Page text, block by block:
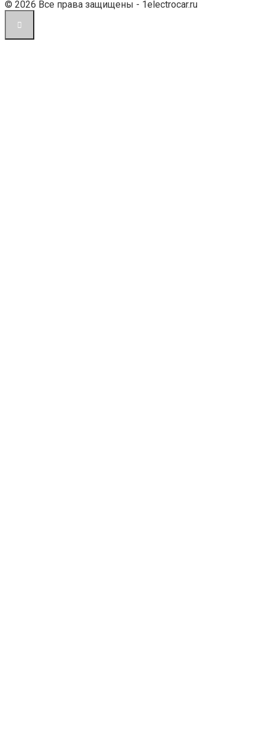
© 2026 Все права защищены - 1electrocar.ru